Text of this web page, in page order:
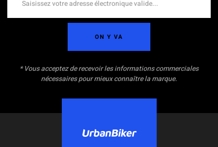
ON Y VA
* Vous acceptez de recevoir les informations commerciales
nécessaires pour mieux connaître la marque.